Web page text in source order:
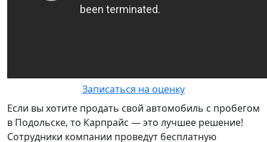
Записаться на оценку
Если вы хотите продать свой автомобиль с пробегом
в Подольске, то Карпрайс — это лучшее решение!
Сотрудники компании проведут бесплатную